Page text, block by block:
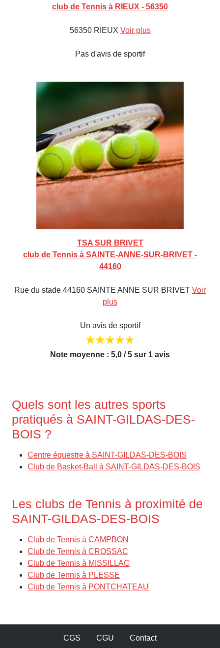
club de Tennis à RIEUX - 56350
56350 RIEUX Voir plus
Pas d'avis de sportif
TSA SUR BRIVET
club de Tennis à SAINTE-ANNE-SUR-BRIVET -
44160
Rue du stade 44160 SAINTE ANNE SUR BRIVET Voir
plus
Un avis de sportif
Note moyenne : 5,0 / 5 sur 1 avis
Quels sont les autres sports
pratiqués à SAINT-GILDAS-DES-
BOIS ?
Centre équestre à SAINT-GILDAS-DES-BOIS
Club de Basket-Ball à SAINT-GILDAS-DES-BOIS
Les clubs de Tennis à proximité de
SAINT-GILDAS-DES-BOIS
Club de Tennis à CAMPBON
Club de Tennis à CROSSAC
Club de Tennis à MISSILLAC
Club de Tennis à PLESSE
Club de Tennis à PONTCHATEAU
CGS CGU Contact